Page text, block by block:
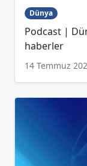
Dünya
Podcast |
haberler
14 Temmuz